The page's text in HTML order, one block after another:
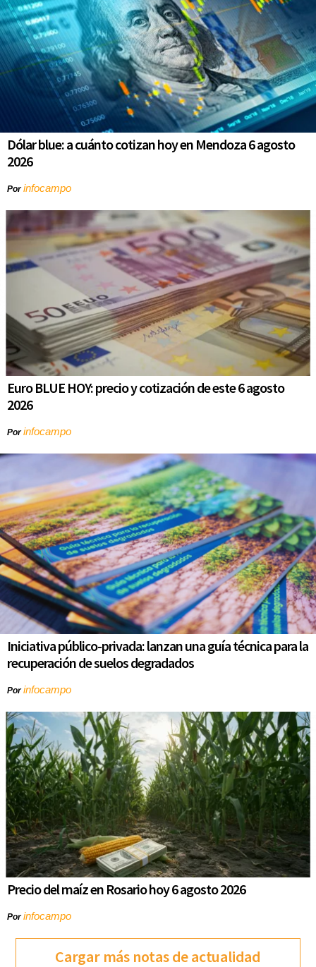
Dólar blue: a cuánto cotizan hoy en Mendoza 6 agosto
2026
Porinfocampo
Euro BLUE HOY: precio y cotización de este 6 agosto
2026
Porinfocampo
Iniciativa público-privada: lanzan una guía técnica para la
recuperación de suelos degradados
Porinfocampo
Precio del maíz en Rosario hoy 6 agosto 2026
Porinfocampo
Cargar más notas de actualidad